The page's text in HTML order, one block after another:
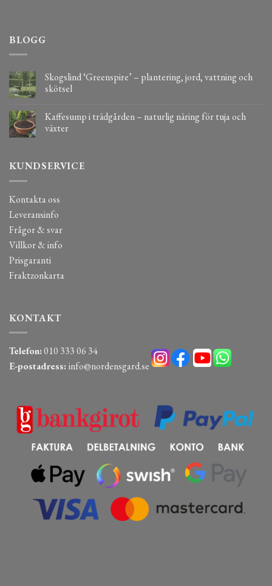
BLOGG
Skogslind ‘Greenspire’ – plantering, jord, vattning och
skötsel
Kaffesump i trädgården – naturlig näring för tuja och
växter
KUNDSERVICE
Kontakta oss
Leveransinfo
Frågor & svar
Villkor & info
Prisgaranti
Fraktzonkarta
KONTAKT
Telefon:010 333 06 34
E-postadress: info@nordensgard.se